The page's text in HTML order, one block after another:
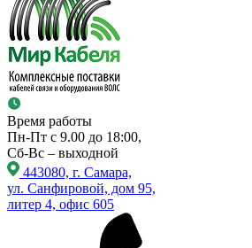
Время работы
Пн-Пт с 9.00 до 18:00,
Сб-Вс – выходной
443080, г. Самара,
ул. Санфировой, дом 95,
литер 4, офис 605